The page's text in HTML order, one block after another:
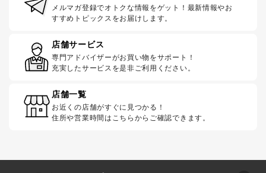
メルマガ登録でオトクな情報をゲット！最新情報やお
すすめトピックスをお届けします。
店舗サービス
専門アドバイザーがお買い物をサポート！
充実したサービスを是非ご利用ください。
店舗一覧
お近くの店舗がすぐに見つかる！
住所や営業時間はこちらからご確認できます。